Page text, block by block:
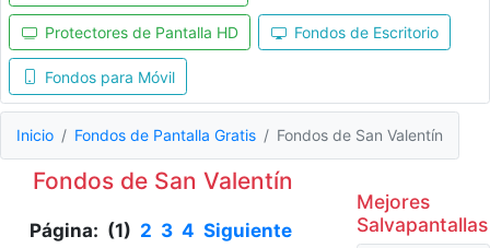
Protectores de Pantalla HD Fondos de Escritorio
Fondos para Móvil
Inicio Fondos de Pantalla Gratis Fondos de San Valentín
Fondos de San Valentín
Página: (1) 2 3 4 Siguiente
Mejores
Salvapantallas